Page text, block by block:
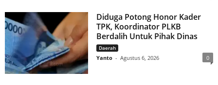
Diduga Potong Honor Kader
TPK, Koordinator PLKB
Berdalih Untuk Pihak Dinas
Daerah
Yanto - Agustus 6, 2026 0